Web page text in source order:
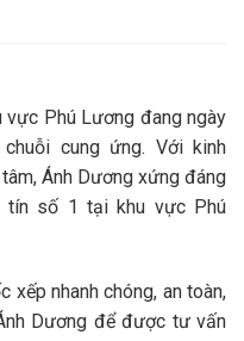
vực Phú Lương đang ngày
cung ứng. Với kinh
Ánh Dương xứng đáng
tín số 1 tại khu vực Phú
xếp nhanh chóng, an toàn,
Dương để được tư vấn